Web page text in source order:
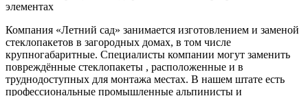
элементах
Компания «Летний сад» занимается изготовлением и заменой
стеклопакетов в загородных домах, в том числе
крупногабаритные. Специалисты компании могут заменить
повреждённые стеклопакеты , расположенные и в
труднодоступных для монтажа местах. В нашем штате есть
профессиональные промышленные альпинисты и